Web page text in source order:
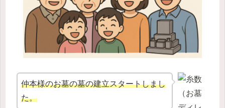
仲本様のお墓の墓の建立スタートしまし
た。